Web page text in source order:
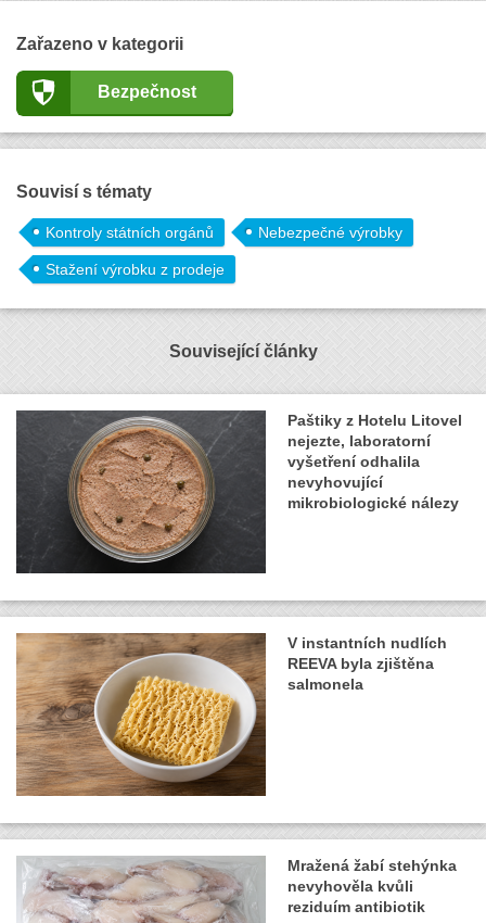
Zařazeno v kategorii
Bezpečnost
Souvisí s tématy
Kontroly státních orgánů Nebezpečné výrobky
Stažení výrobku z prodeje
Související články
Paštiky z Hotelu Litovel
nejezte, laboratorní
vyšetření odhalila
nevyhovující
mikrobiologické nálezy
V instantních nudlích
REEVA byla zjištěna
salmonela
Mražená žabí stehýnka
nevyhověla kvůli
reziduím antibiotik